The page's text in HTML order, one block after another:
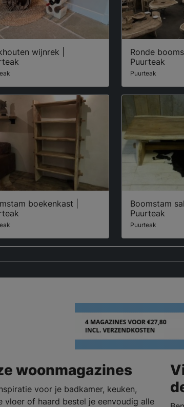
wijnrek |
Ronde
Puurteak
Puurteak
boekenkast |
Boomstam
Puurteak
Puurteak
woonmagazines
voor je badkamer, keuken,
vloer of haard bestel je eenvoudig alle